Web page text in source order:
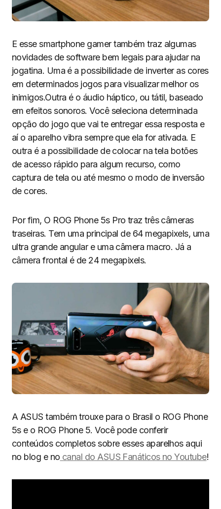
E esse smartphone gamer também traz algumas
novidades de software bem legais para ajudar na
jogatina. Uma é a possibilidade de inverter as cores
em determinados jogos para visualizar melhor os
inimigos.Outra é o áudio háptico, ou tátil, baseado
em efeitos sonoros. Você seleciona determinada
opção do jogo que vai te entregar essa resposta e
aí o aparelho vibra sempre que ela for ativada. E
outra é a possibilidade de colocar na tela botões
de acesso rápido para algum recurso, como
captura de tela ou até mesmo o modo de inversão
de cores.
Por fim, O ROG Phone 5s Pro traz três câmeras
traseiras. Tem uma principal de 64 megapixels, uma
ultra grande angular e uma câmera macro. Já a
câmera frontal é de 24 megapixels.
A ASUS também trouxe para o Brasil o ROG Phone
5s e o ROG Phone 5. Você pode conferir
conteúdos completos sobre esses aparelhos aqui
no blog e no canal do ASUS Fanáticos no Youtube!